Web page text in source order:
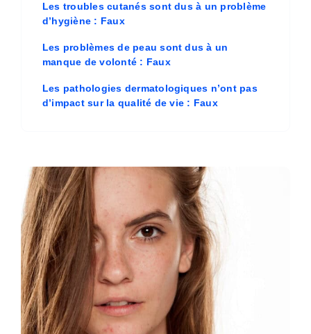
Les troubles cutanés sont dus à un problème
d’hygiène : Faux
Les problèmes de peau sont dus à un
manque de volonté : Faux
Les pathologies dermatologiques n’ont pas
d’impact sur la qualité de vie : Faux